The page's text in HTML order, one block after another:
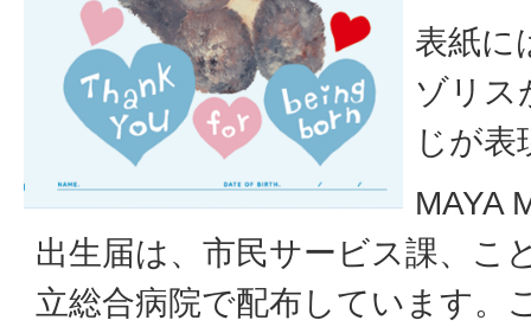
表紙に
ゾリス
じが表
MAYA
出生届は、市民サービス課、こ
立総合病院で配布しています。